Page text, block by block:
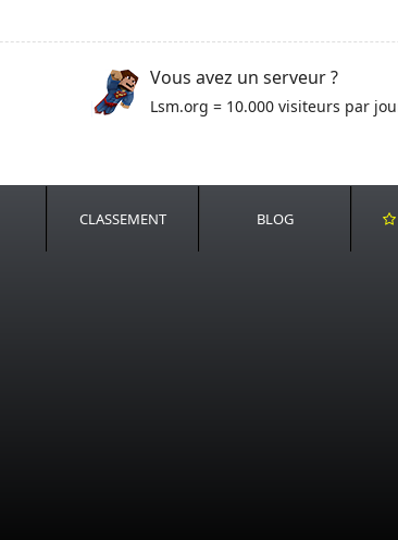
Vous avez un serveur ?
Lsm.org = 10.000 visiteurs par
CLASSEMENT BLOG